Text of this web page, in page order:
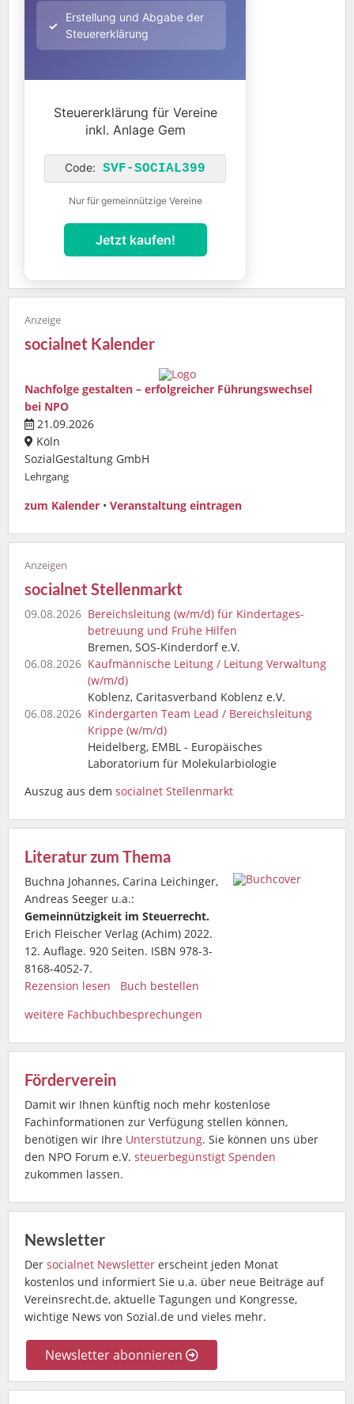
Erstellung und Abgabe der
Steuererklärung
Steuererklärung für Vereine
inkl. Anlage Gem
Code: SVF-SOCIAL399
Nur für gemeinnützige Vereine
Jetzt kaufen!
socialnet Kalender
Nachfolge gestalten – erfolgreicher Führungswechsel
bei NPO
21.09.2026
Köln
SozialGestaltung GmbH
Lehrgang
zum Kalender • Veranstaltung eintragen
socialnet Stellenmarkt
09.08.2026 Bereichsleitung (w/m/d) für Kindertages­
betreuung und Frühe Hilfen
Bremen, SOS-Kinderdorf e.V.
06.08.2026 Kaufmännische Leitung / Leitung Verwaltung
(w/m/d)
Koblenz, Caritasverband Koblenz e.V.
06.08.2026 Kindergarten Team Lead / Bereichsleitung
Krippe (w/m/d)
Heidelberg, EMBL - Europäisches
Laboratorium für Molekularbiologie
Auszug aus dem socialnet Stellenmarkt
Literatur zum Thema
Buchna Johannes, Carina Leichinger,
Andreas Seeger u.a.:
Gemeinnützigkeit im Steuerrecht.
Erich Fleischer Verlag (Achim) 2022.
12. Auflage. 920 Seiten. ISBN 978-3-
8168-4052-7.
Rezension lesen
Buch bestellen
weitere Fachbuchbesprechungen
Förderverein
Damit wir Ihnen künftig noch mehr kostenlose
Fachinformationen zur Verfügung stellen können,
benötigen wir Ihre Unterstützung. Sie können uns über
den NPO Forum e.V. steuerbegünstigt Spenden
zukommen lassen.
Newsletter
Der socialnet Newsletter erscheint jeden Monat
kostenlos und informiert Sie u.a. über neue Beiträge auf
Vereinsrecht.de, aktuelle Tagungen und Kongresse,
wichtige News von Sozial.de und vieles mehr.
Newsletter abonnieren